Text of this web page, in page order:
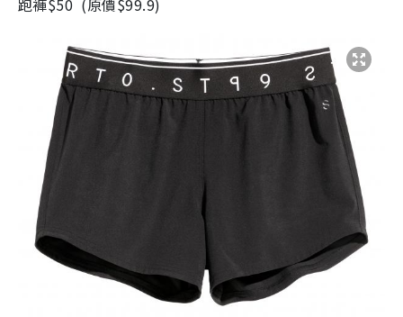
跑褲$50 (原價$99.9)